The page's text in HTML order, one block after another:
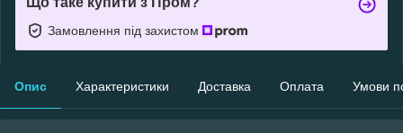
Замовлення під захистом
Опис Характеристики Доставка Оплата Умови